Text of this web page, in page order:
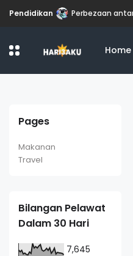
Pendidikan Perbezaan
Home
Pages
Makanan
Travel
Bilangan Pelawat
Dalam 30 Hari
7,645